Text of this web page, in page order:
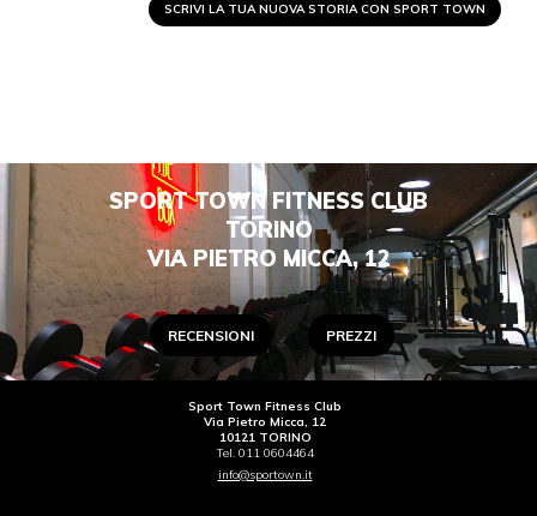
SCRIVI LA TUA NUOVA STORIA CON SPORT TOWN
SPORT TOWN FITNESS CLUB
TORINO
VIA PIETRO MICCA, 12
RECENSIONI PREZZI
Sport Town Fitness Club
Via Pietro Micca, 12
10121 TORINO
Tel. 011 0604464
info@sportown.it